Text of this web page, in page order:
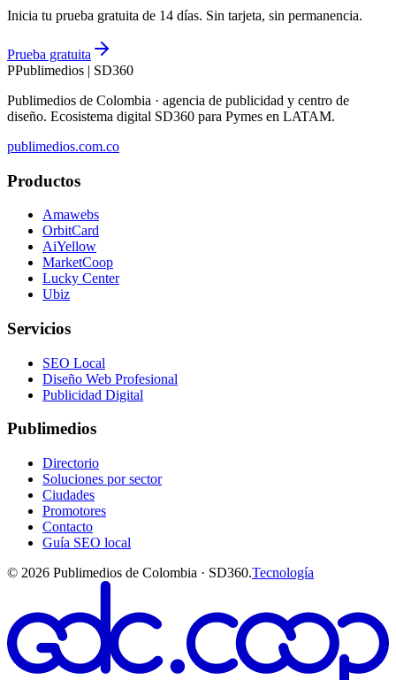
Inicia tu prueba gratuita de 14 días. Sin tarjeta, sin permanencia.
Prueba gratuita
PPublimedios | SD360
Publimedios de Colombia · agencia de publicidad y centro de
diseño. Ecosistema digital SD360 para Pymes en LATAM.
publimedios.com.co
Productos
Amawebs
OrbitCard
AiYellow
MarketCoop
Lucky Center
Ubiz
Servicios
SEO Local
Diseño Web Profesional
Publicidad Digital
Publimedios
Directorio
Soluciones por sector
Ciudades
Promotores
Contacto
Guía SEO local
© 2026 Publimedios de Colombia · SD360.Tecnología